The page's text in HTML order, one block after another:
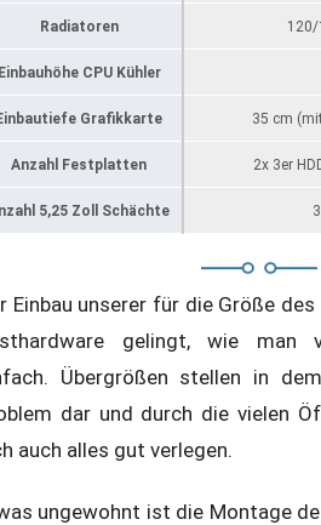
Radiatoren 120/
CPU Kühler
Grafikkarte 35 cm
Anzahl Festplatten 2x 3er
5,25 Zoll Schächte
Einbau unserer für die Größe
gelingt, wie man
Übergrößen stellen in
dar und durch die vielen
auch alles gut verlegen.
ungewohnt ist die Montage